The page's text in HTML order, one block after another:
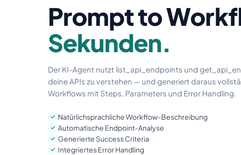
Prompt to
Sekunden.
Der KI-Agent nutzt list_api_endpoints und
deine APIs zu verstehen — und generiert daraus
Workflows mit Steps, Parameters und Error Handling.
Natürlichsprachliche Workflow-Beschreibung
Automatische Endpoint-Analyse
Generierte Success Criteria
Integriertes Error Handling